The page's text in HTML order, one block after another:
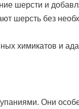
шерсти и
шерсть без
химикатов и
Они